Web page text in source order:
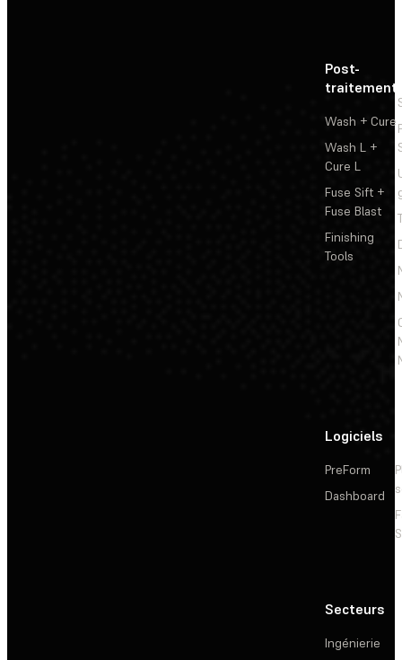
Post-
traitement
Wash + Cure
Wash L +
Cure L
Fuse Sift +
Fuse Blast
Finishing
Tools
Logiciels
PreForm
Dashboard
Secteurs
Ingénierie